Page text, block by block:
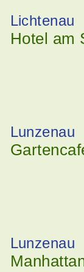
Lichtenau
Hotel am
Lunzenau
Lunzenau